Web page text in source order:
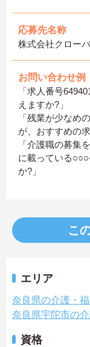
応募先名称
株式会社クロー
お問い合わせ例
「求人番号
えますか?」
「残業が少なめ
が、おすすめの
「介護職の募集
に載っている
か?」
こ
エリア
奈良県の介護・福
奈良県宇陀市の
資格